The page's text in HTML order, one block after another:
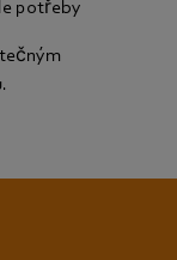
potřeby